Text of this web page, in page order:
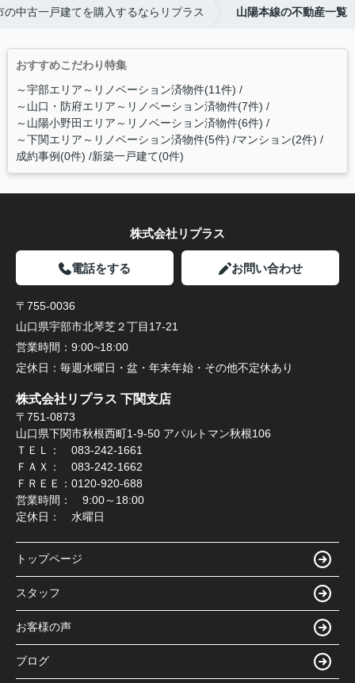
の中古一戸建てを購入するならリプラス 山陽本線の不動産一覧
おすすめこだわり特集
～宇部エリア～リノベーション済物件(11件)
～山口・防府エリア～リノベーション済物件(7件)
～山陽小野田エリア～リノベーション済物件(6件)
～下関エリア～リノベーション済物件(5件) マンション(2件)
成約事例(0件) 新築一戸建て(0件)
株式会社リプラス
電話をする お問い合わせ
〒755-0036
山口県宇部市北琴芝２丁目17-21
営業時間： 9:00~18:00
定休日： 毎週水曜日・盆・年末年始・その他不定休あり
株式会社リプラス 下関支店
〒751-0873
山口県下関市秋根西町1-9-50 アパルトマン秋根106
ＴＥＬ： 083-242-1661
ＦＡＸ： 083-242-1662
ＦＲＥＥ：0120-920-688
営業時間： 9:00～18:00
定休日： 水曜日
トップページ
スタッフ
お客様の声
ブログ